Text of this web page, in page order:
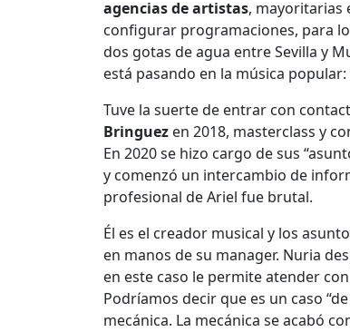
agencias de artistas, mayoritarias
configurar programaciones, para
dos gotas de agua entre Sevilla y
está pasando en la música
Tuve la suerte de entrar con
Bringuez en 2018, masterclass y
En 2020 se hizo cargo de sus
y comenzó un intercambio de
profesional de Ariel fue brutal.
Él es el creador musical y los
en manos de su manager. Nuria
en este caso le permite atender
Podríamos decir que es un caso
mecánica. La mecánica se acabó